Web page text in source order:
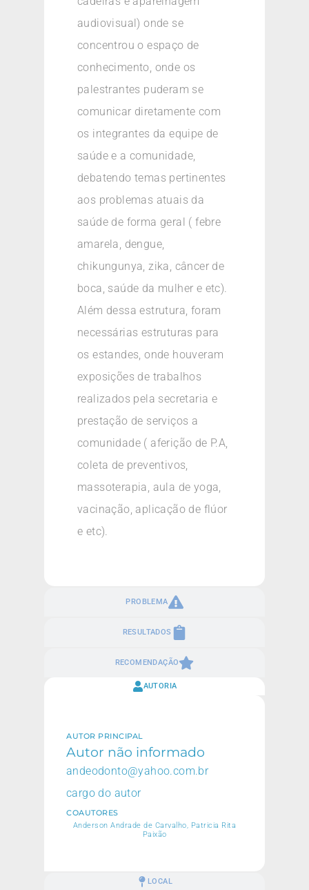
PROBLEMA
RESULTADOS
RECOMENDAÇÃO
audiovisual) onde se
concentrou o espaço de
conhecimento, onde os
palestrantes puderam se
comunicar diretamente com
os integrantes da equipe de
saúde e a comunidade,
debatendo temas pertinentes
aos problemas atuais da
saúde de forma geral ( febre
amarela, dengue,
chikungunya, zika, câncer de
boca, saúde da mulher e etc).
Além dessa estrutura, foram
necessárias estruturas para
os estandes, onde houveram
exposições de trabalhos
realizados pela secretaria e
prestação de serviços a
comunidade ( aferição de P.A,
coleta de preventivos,
massoterapia, aula de yoga,
vacinação, aplicação de flúor
e etc).
AUTORIA
LOCAL
AUTOR PRINCIPAL
Autor não informado
andeodonto@yahoo.com.br
cargo do autor
COAUTORES
Anderson Andrade de Carvalho, Patricia Rita
Paixão